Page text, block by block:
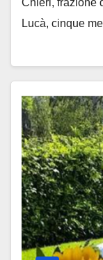
Chieri, frazione
Lucà, cinque